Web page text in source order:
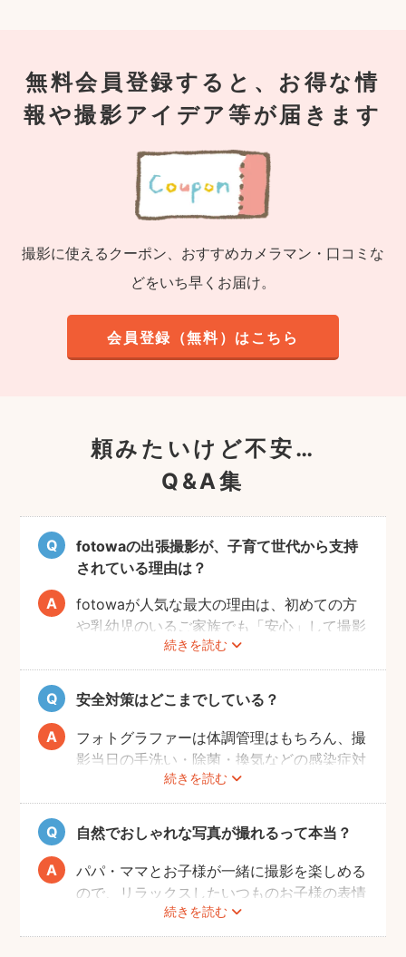
無料会員登録すると、お得な情
報や撮影アイデア等が届きます
撮影に使えるクーポン、おすすめカメラマン・口コミな
どをいち早くお届け。
会員登録（無料）はこちら
頼みたいけど不安…
Q&A集
fotowaの出張撮影が、子育て世代から支持
されている理由は？
続きを読む
fotowaが人気な最大の理由は、初めての方
や乳幼児のいるご家族でも「安心」して撮影
を楽しんでいただけることです。
厳しい審査を通過した、赤ちゃん・子どもの
扱いに慣れているパパ・ママ世代のカメラマ
ンが全国に多数在籍。
またどのカメラマンでも指名料は一切ござい
ません。分かりやすい料金体系も人気のポイ
安全対策はどこまでしている？
続きを読む
フォトグラファーは体調管理はもちろん、撮
影当日の手洗い・除菌・換気などの感染症対
策や、熱中症予防に努めます。
また、撮影中はご家族のペースに合わせなが
ら、周囲や足元に危険なものがないか注意を
呼び掛けながら進行しますのでご安心くださ
い。
自然でおしゃれな写真が撮れるって本当？
続きを読む
パパ・ママとお子様が一緒に撮影を楽しめる
ので、リラックスしたいつものお子様の表情
を撮影できます。
こども・家族撮影に長けたプロカメラマンの